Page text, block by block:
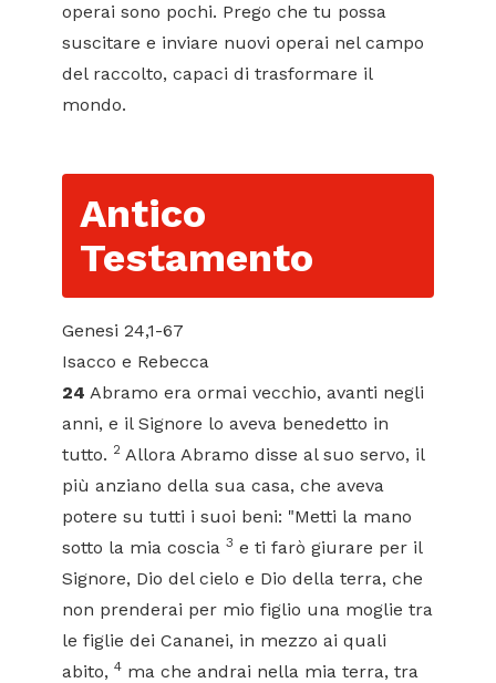
operai sono pochi. Prego che tu possa
suscitare e inviare nuovi operai nel campo
del raccolto, capaci di trasformare il
mondo.
Antico
Testamento
Genesi 24,1-67
Isacco e Rebecca
24 Abramo era ormai vecchio, avanti negli
anni, e il Signore lo aveva benedetto in
tutto. 2 Allora Abramo disse al suo servo, il
più anziano della sua casa, che aveva
potere su tutti i suoi beni: "Metti la mano
sotto la mia coscia 3 e ti farò giurare per il
Signore, Dio del cielo e Dio della terra, che
non prenderai per mio figlio una moglie tra
le figlie dei Cananei, in mezzo ai quali
abito, 4 ma che andrai nella mia terra, tra